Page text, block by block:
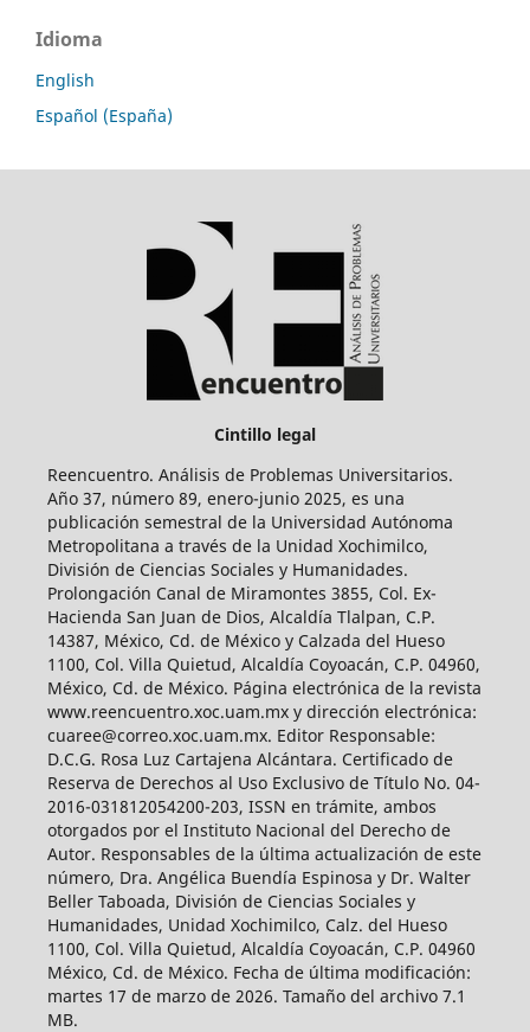
Idioma
English
Español (España)
Cintillo legal
Reencuentro. Análisis de Problemas Universitarios.
Año 37, número 89, enero-junio 2025, es una
publicación semestral de la Universidad Autónoma
Metropolitana a través de la Unidad Xochimilco,
División de Ciencias Sociales y Humanidades.
Prolongación Canal de Miramontes 3855, Col. Ex-
Hacienda San Juan de Dios, Alcaldía Tlalpan, C.P.
14387, México, Cd. de México y Calzada del Hueso
1100, Col. Villa Quietud, Alcaldía Coyoacán, C.P. 04960,
México, Cd. de México. Página electrónica de la revista
www.reencuentro.xoc.uam.mx y dirección electrónica:
cuaree@correo.xoc.uam.mx. Editor Responsable:
D.C.G. Rosa Luz Cartajena Alcántara. Certificado de
Reserva de Derechos al Uso Exclusivo de Título No. 04-
2016-031812054200-203, ISSN en trámite, ambos
otorgados por el Instituto Nacional del Derecho de
Autor. Responsables de la última actualización de este
número, Dra. Angélica Buendía Espinosa y Dr. Walter
Beller Taboada, División de Ciencias Sociales y
Humanidades, Unidad Xochimilco, Calz. del Hueso
1100, Col. Villa Quietud, Alcaldía Coyoacán, C.P. 04960
México, Cd. de México. Fecha de última modificación:
martes 17 de marzo de 2026. Tamaño del archivo 7.1
MB.